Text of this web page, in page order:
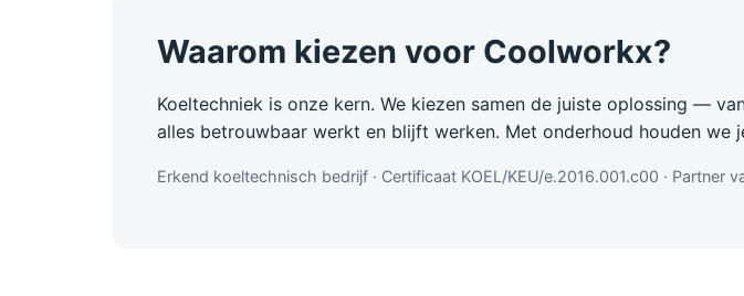
Waarom kiezen voor Coolworkx?
Koeltechniek is onze kern. We kiezen samen de juiste oplossing —
alles betrouwbaar werkt en blijft werken. Met onderhoud houden we
Erkend koeltechnisch bedrijf · Certificaat KOEL/KEU/e.2016.001.c00 · Partner